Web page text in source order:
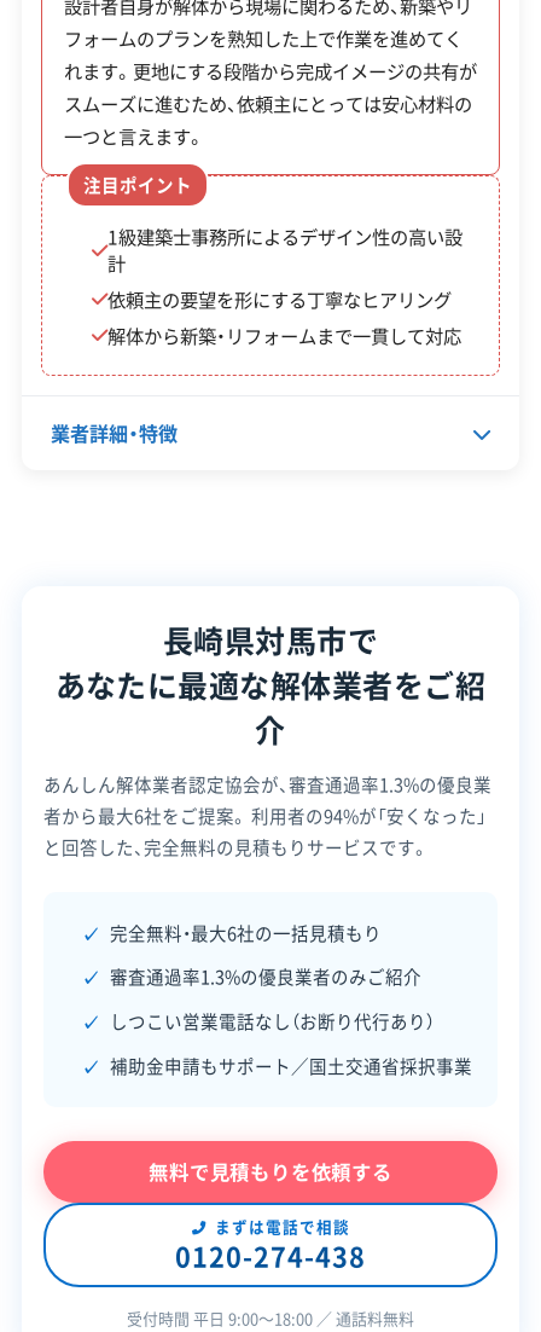
また、ブロック塀の補助金は年度の途中で受付を締
め切る場合もあるため、早めに市役所へ相談するこ
とをおすすめします。
※制度の最新情報や申請様式は、必ず自治体の公式
サイトをご確認ください。
対馬市の公式サイトで詳細を見る
廃棄物処理と分別ルール
かけて本土へ運び出す必要があります。
対馬市で出る建設廃棄物のうち、コンクリート殻な
す。そのため、人口が多い南部の厳原地区の現場か
らは、長い距離を運搬する必要があり、その分の費
アスベスト（石綿）を含む建材や一部の廃プラスチ
ません。この海上輸送費が、処分費用を大きく押し
なお、解体工事に着手する前には、建設リサイクル
法に基づいて対馬振興局への事前届出が義務付け
られています。
この解体業者の特徴
企業経
験・規模
公共工事の経験
対応工事 土木工事
保有資格
安全対
策・リス
違反歴なし 現場清掃
顧客対
フォームのプランを熟知した上で作業を進めてく
れます。更地にする段階から完成イメージの共有が
スムーズに進むため、依頼主にとっては安心材料の
一つと言えます。
注目ポイント
1級建築士事務所によるデザイン性の高い設
計
依頼主の要望を形にする丁寧なヒアリング
解体から新築・リフォームまで一貫して対応
業者詳細・特徴
-
営業時間 9:00～17:00
対応エリア 長崎県
建物構造 木造
対応業務 新築工事業 リフォーム工事業
SNS SNSを見る
長崎県知事：第004886号
この解体業者の特徴
長崎県対馬市で
あなたに最適な解体業者をご紹
介
あんしん解体業者認定協会が、審査通過率1.3%の優良業
者から最大6社をご提案。 利用者の94%が「安くなった」
と回答した、完全無料の見積もりサービスです。
完全無料・最大6社の一括見積もり
審査通過率1.3%の優良業者のみご紹介
しつこい営業電話なし（お断り代行あり）
補助金申請もサポート／国土交通省採択事業
無料で見積もりを依頼する
まずは電話で相談
0120-274-438
受付時間 平日 9:00〜18:00 ／ 通話料無料